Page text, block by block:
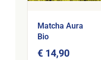
Matcha Aura
Bio
€ 14,90